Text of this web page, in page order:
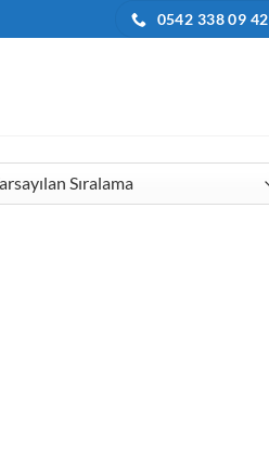
0542 338 09 42